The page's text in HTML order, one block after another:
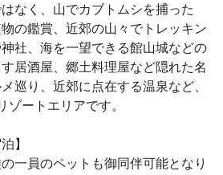
なく、山でカブトムシを捕った
の鑑賞、近郊の山々でトレッキン
社、海を一望できる館山城などの
居酒屋、郷土料理屋など隠れた名
巡り、近郊に点在する温泉など、
ートエリアです。
】
一員のペットも御同伴可能となり